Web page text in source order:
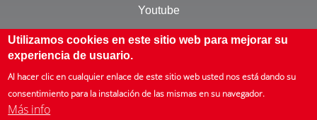
Youtube
Otros
Què és l'ISTAS
Utilizamos cookies en este sitio web para mejorar su
experiencia de usuario.
Al hacer clic en cualquier enlace de este sitio web usted nos está dando su
consentimiento para la instalación de las mismas en su navegador.
Más info